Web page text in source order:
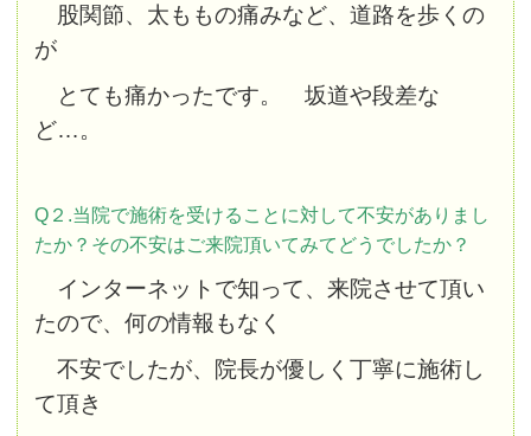
股関節、太ももの痛みなど、道路を歩くの
が
とても痛かったです。 坂道や段差な
ど…。
Q２.当院で施術を受けることに対して不安がありまし
たか？その不安はご来院頂いてみてどうでしたか？
インターネットで知って、来院させて頂い
たので、何の情報もなく
不安でしたが、院長が優しく丁寧に施術し
て頂き